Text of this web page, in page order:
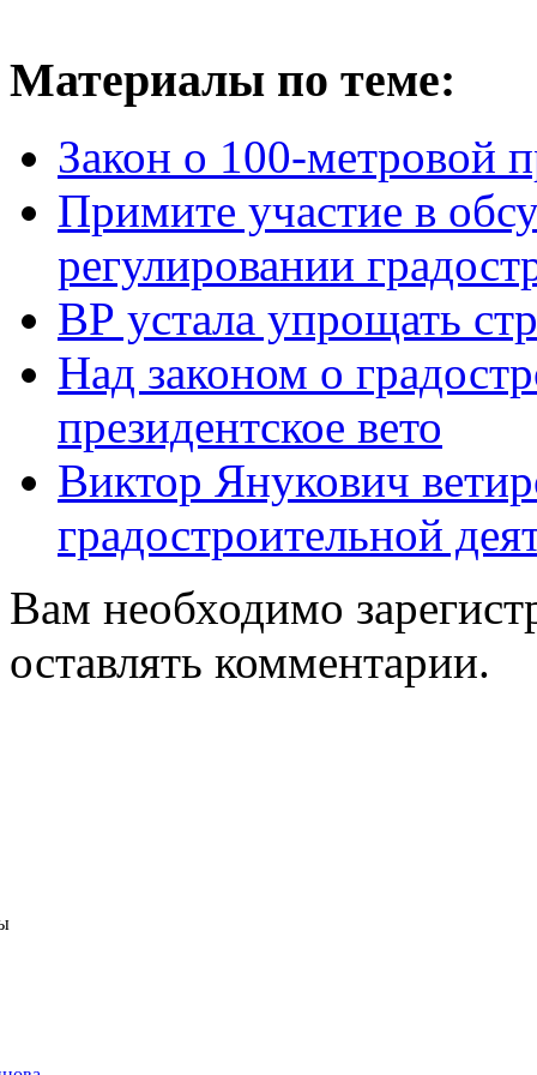
Материалы по теме:
Закон о 100-метровой
Примите участие в
регулировании
ВР устала упрощать
Над законом о
президентское вето
Виктор Янукович
градостроительной
Вам необходимо
оставлять комментарии.